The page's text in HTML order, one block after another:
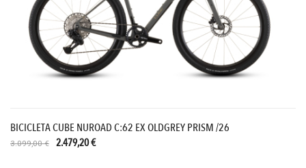
BICICLETA CUBE NUROAD C:62 EX OLDGREY PRISM /26
3.099,00 € 2.479,20 €